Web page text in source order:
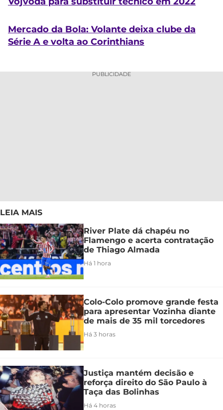
Mercado da Bola: Volante deixa clube da
Série A e volta ao Corinthians
PUBLICIDADE
LEIA MAIS
River Plate dá chapéu no
Flamengo e acerta contratação
de Thiago Almada
Há 1 hora
Colo-Colo promove grande festa
para apresentar Vozinha diante
de mais de 35 mil torcedores
Há 3 horas
Justiça mantém decisão e
reforça direito do São Paulo à
Taça das Bolinhas
Há 4 horas